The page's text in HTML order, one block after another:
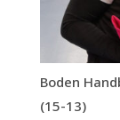
Boden
(15-13)